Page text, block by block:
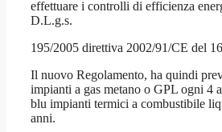
effettuare i controlli di efficienza
D.L.g.s.
195/2005 direttiva 2002/91/CE del
Il nuovo Regolamento, ha quindi
impianti a gas metano o GPL ogni 4
blu impianti termici a combustibile
anni.